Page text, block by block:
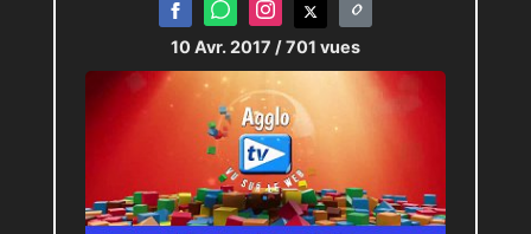
10 Avr. 2017 / 701 vues